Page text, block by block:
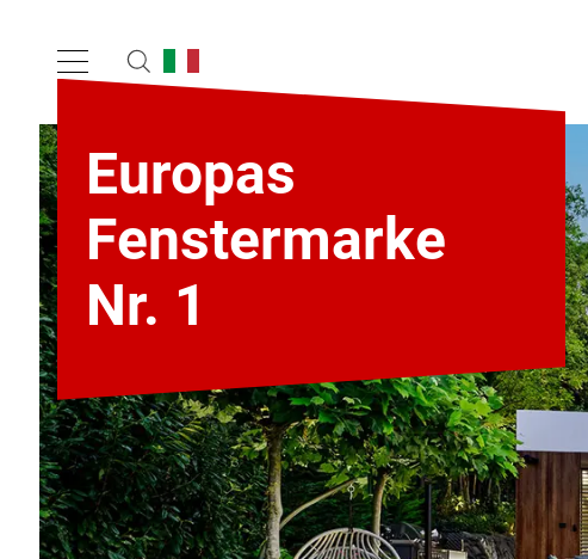
Europas
Fenstermarke
Nr. 1